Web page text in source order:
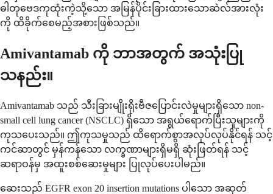
ဓါတုဗေဒကုထုံးကဲ့သို့သော အမြန်ပိုင်းခြားထားသောဆဲလ်အားလုံး
ကို ထိခိုက်စေမည့်အစားဖြစ်သည်။
Amivantamab ကို ဘာအတွက် အသုံးပြု
သနည်း။
Amivantamab သည် သီးခြားမျိုးရိုးဗီဇပြောင်းလဲမှုများရှိသော non-
small cell lung cancer (NSCLC) ရှိသော အရွယ်ရောက်ပြီးသူများကို
ကုသပေးသည်။ ဤကုသမှုသည် ထိရောက်စွာအလုပ်လုပ်နိုင်ရန် သင့်
ကင်ဆာတွင် မှန်ကန်သော လက္ခဏာများရှိမရှိ ဆုံးဖြတ်ရန် သင့်
ဆရာဝန်မှ အထူးစစ်ဆေးမှုများ ပြုလုပ်ပေးပါမည်။
ဆေးသည် EGFR exon 20 insertion mutations ပါသော အဆုတ်